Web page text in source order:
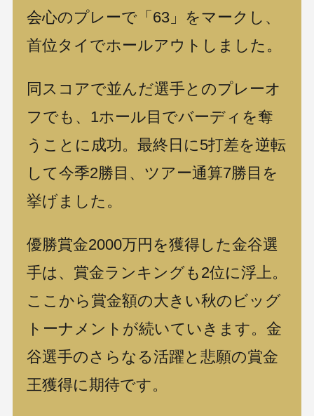
会心のプレーで「63」をマークし、
首位タイでホールアウトしました。
同スコアで並んだ選手とのプレーオ
フでも、1ホール目でバーディを奪
うことに成功。最終日に5打差を逆転
して今季2勝目、ツアー通算7勝目を
挙げました。
優勝賞金2000万円を獲得した金谷選
手は、賞金ランキングも2位に浮上。
ここから賞金額の大きい秋のビッグ
トーナメントが続いていきます。金
谷選手のさらなる活躍と悲願の賞金
王獲得に期待です。